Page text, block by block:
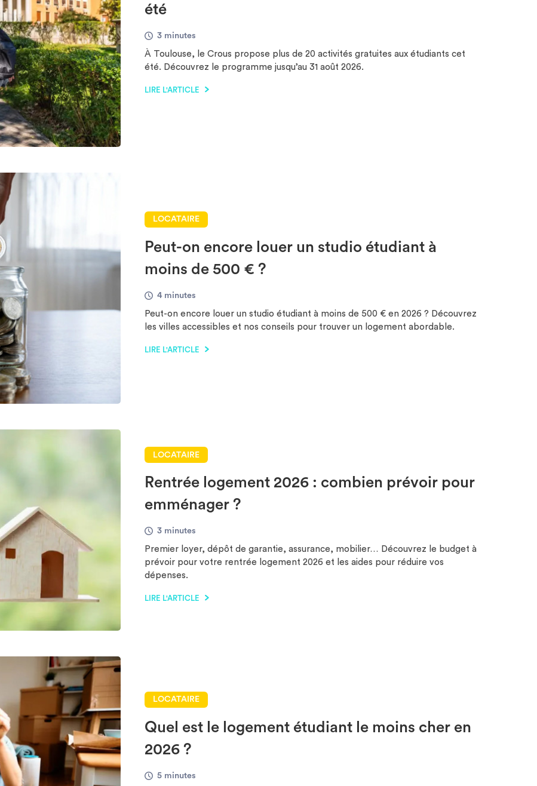
été
3 minutes
À Toulouse, le Crous propose plus de 20 activités gratuites aux étudiants cet
été. Découvrez le programme jusqu’au 31 août 2026.
LIRE L'ARTICLE
LOCATAIRE
Peut-on encore louer un studio étudiant à
moins de 500 € ?
4 minutes
Peut-on encore louer un studio étudiant à moins de 500 € en 2026 ? Découvrez
les villes accessibles et nos conseils pour trouver un logement abordable.
LIRE L'ARTICLE
LOCATAIRE
Rentrée logement 2026 : combien prévoir pour
emménager ?
3 minutes
Premier loyer, dépôt de garantie, assurance, mobilier… Découvrez le budget à
prévoir pour votre rentrée logement 2026 et les aides pour réduire vos
dépenses.
LIRE L'ARTICLE
LOCATAIRE
Quel est le logement étudiant le moins cher en
2026 ?
5 minutes